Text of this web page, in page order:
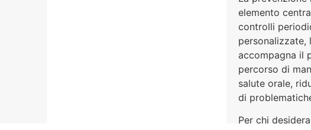
elemento
controlli
personalizzate,
accompagna il
percorso di
salute orale,
di
Per chi